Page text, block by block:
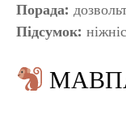
Порада:
Підсумок: